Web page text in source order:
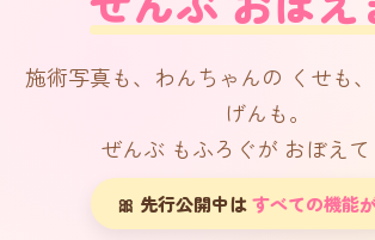
施術写真も、わんちゃんの くせも
げんも。
ぜんぶ もふろぐが おぼえて
🎀 先行公開中はすべての機能